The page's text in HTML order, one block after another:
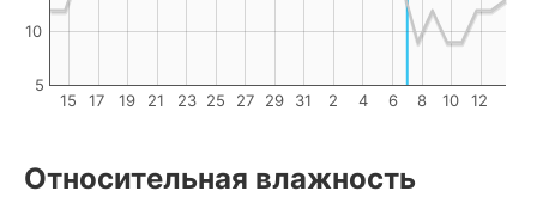
10 12
15 17 19 21 23 25 27 29 31 2 4 6 8
5
10
Относительная влажность